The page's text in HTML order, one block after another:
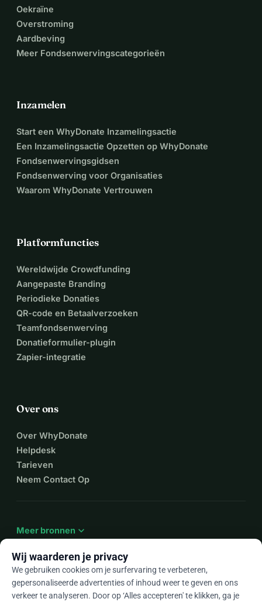
Oekraïne
Overstroming
Aardbeving
Meer Fondsenwervingscategorieën
Inzamelen
Start een WhyDonate Inzamelingsactie
Een Inzamelingsactie Opzetten op WhyDonate
Fondsenwervingsgidsen
Fondsenwerving voor Organisaties
Waarom WhyDonate Vertrouwen
Platformfuncties
Wereldwijde Crowdfunding
Aangepaste Branding
Periodieke Donaties
QR-code en Betaalverzoeken
Teamfondsenwerving
Donatieformulier-plugin
Zapier-integratie
Over ons
Over WhyDonate
Helpdesk
Tarieven
Neem Contact Op
Meer bronnen expand_more
Nlarrow_drop_down
Wij waarderen je privacy
We gebruiken cookies om je surfervaring te verbeteren,
gepersonaliseerde advertenties of inhoud weer te geven en ons
verkeer te analyseren. Door op ‘Alles accepteren' te klikken, ga je